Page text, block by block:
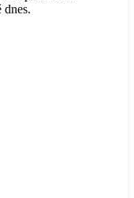
dnes.